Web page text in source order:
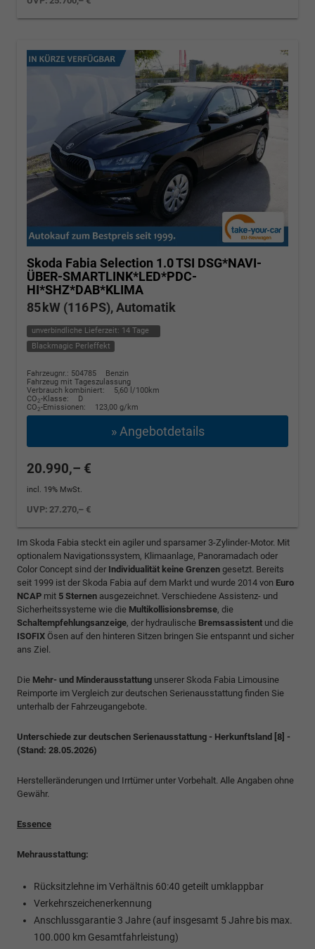
Skoda Fabia Selection 1.0 TSI DSG*NAVI-
ÜBER-SMARTLINK*LED*PDC-
HI*SHZ*DAB*KLIMA
85 kW (116 PS), Automatik
unverbindliche Lieferzeit: 14 Tage
Blackmagic Perleffekt
Fahrzeugnr.: 504785
Benzin
Fahrzeug mit Tageszulassung
Verbrauch kombiniert:
5,60 l/100km
CO2-Klasse:
D
CO2-Emissionen: 123,00 g/km
» Angebotdetails
20.990,– €
incl. 19% MwSt.
UVP:27.270,– €
Im Skoda Fabia steckt ein agiler und sparsamer 3-Zylinder-Motor. Mit
optionalem Navigationssystem, Klimaanlage, Panoramadach oder
Color Concept sind der Individualität keine Grenzen gesetzt. Bereits
seit 1999 ist der Skoda Fabia auf dem Markt und wurde 2014 von Euro
NCAP mit 5 Sternen ausgezeichnet. Verschiedene Assistenz- und
Sicherheitssysteme wie die Multikollisionsbremse, die
Schaltempfehlungsanzeige, der hydraulische Bremsassistent und die
ISOFIX Ösen auf den hinteren Sitzen bringen Sie entspannt und sicher
ans Ziel.
Die Mehr- und Minderausstattung unserer Skoda Fabia Limousine
Reimporte im Vergleich zur deutschen Serienausstattung finden Sie
unterhalb der Fahrzeugangebote.
Unterschiede zur deutschen Serienausstattung - Herkunftsland [8] -
(Stand: 28.05.2026)
Herstelleränderungen und Irrtümer unter Vorbehalt. Alle Angaben ohne
Gewähr.
Essence
Mehrausstattung:
Rücksitzlehne im Verhältnis 60:40 geteilt umklappbar
Verkehrszeichenerkennung
Anschlussgarantie 3 Jahre (auf insgesamt 5 Jahre bis max.
100.000 km Gesamtfahrleistung)